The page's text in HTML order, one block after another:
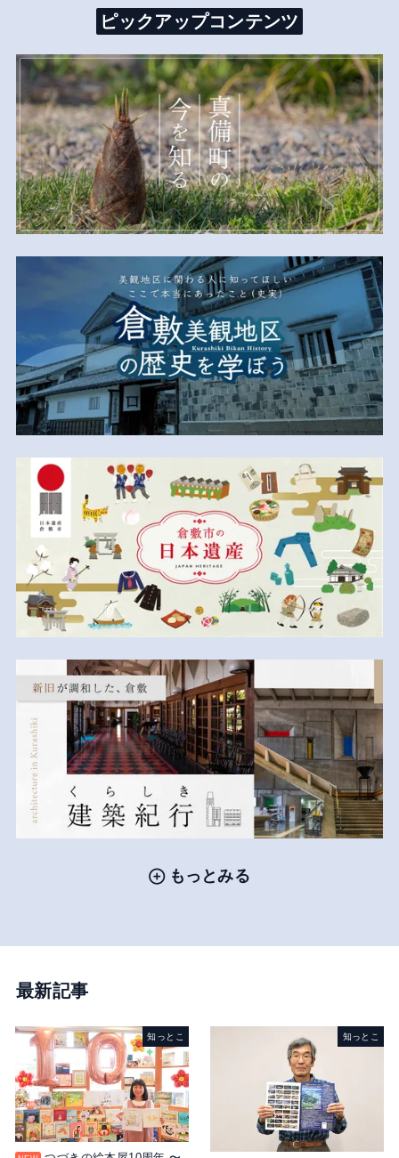
ピックアップコンテンツ
もっとみる
最新記事
知っとこ 知っとこ